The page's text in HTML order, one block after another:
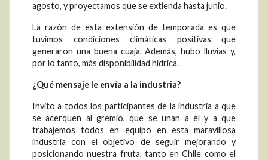
agosto, y proyectamos que se extienda hasta junio.
La razón de esta extensión de temporada es que
tuvimos condiciones climáticas positivas que
generaron una buena cuaja. Además, hubo lluvias y,
por lo tanto, más disponibilidad hídrica.
¿Qué mensaje le envía a la industria?
Invito a todos los participantes de la industria a que
se acerquen al gremio, que se unan a él y a que
trabajemos todos en equipo en esta maravillosa
industria con el objetivo de seguir mejorando y
posicionando nuestra fruta, tanto en Chile como el